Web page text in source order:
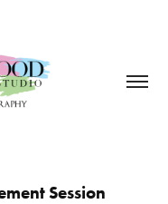
Session